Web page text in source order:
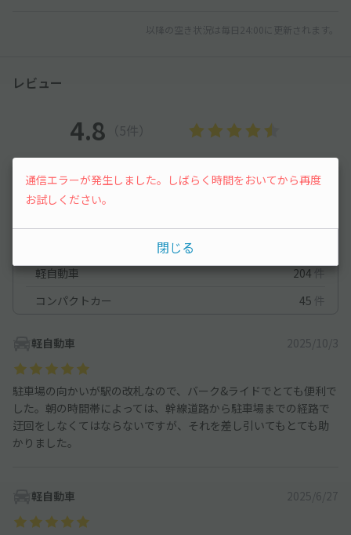
以降の空き状況は毎日24:00に更新されます。
レビュー
4.8 （5件）
停めやすさ
軽自動車
204 件
コンパクトカー
45 件
軽自動車 2025/10/3
駐車場の向かいが駅の改札なので、バーク&ライドでとても便利で
した。朝の時間帯によっては、幹線道路から駐車場までの経路で
迂回をしなくてはならないですが、それを差し引いてもとても助
かりました。
軽自動車 2025/6/27
通信エラーが発生しました。しばらく時間をおいてから再度
お試しください。
閉じる